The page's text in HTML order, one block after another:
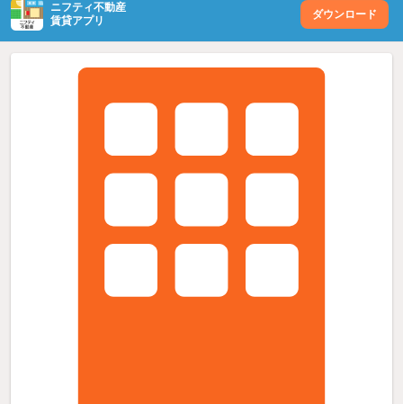
ニフティ不動産
賃貸アプリ
ダウンロード